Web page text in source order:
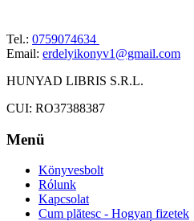
Tel.: 0759074634
Email: erdelyikonyv1@gmail.com
HUNYAD LIBRIS S.R.L.
CUI: RO37388387
Menü
Könyvesbolt
Rólunk
Kapcsolat
Cum plătesc - Hogyan fizetek